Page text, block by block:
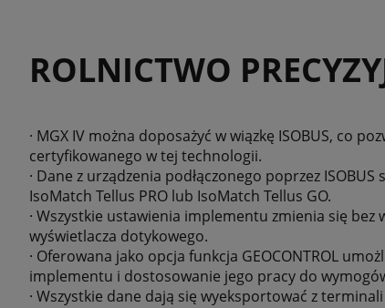
ROLNICTWO
· MGX IV można doposażyć w wiązkę ISOBUS, co
certyfikowanego w tej technologii.
· Dane z urządzenia podłączonego poprzez
IsoMatch Tellus PRO lub IsoMatch Tellus GO.
· Wszystkie ustawienia implementu zmienia się
wyświetlacza dotykowego.
· Oferowana jako opcja funkcja GEOCONTROL
implementu i dostosowanie jego pracy do
· Wszystkie dane dają się wyeksportować z